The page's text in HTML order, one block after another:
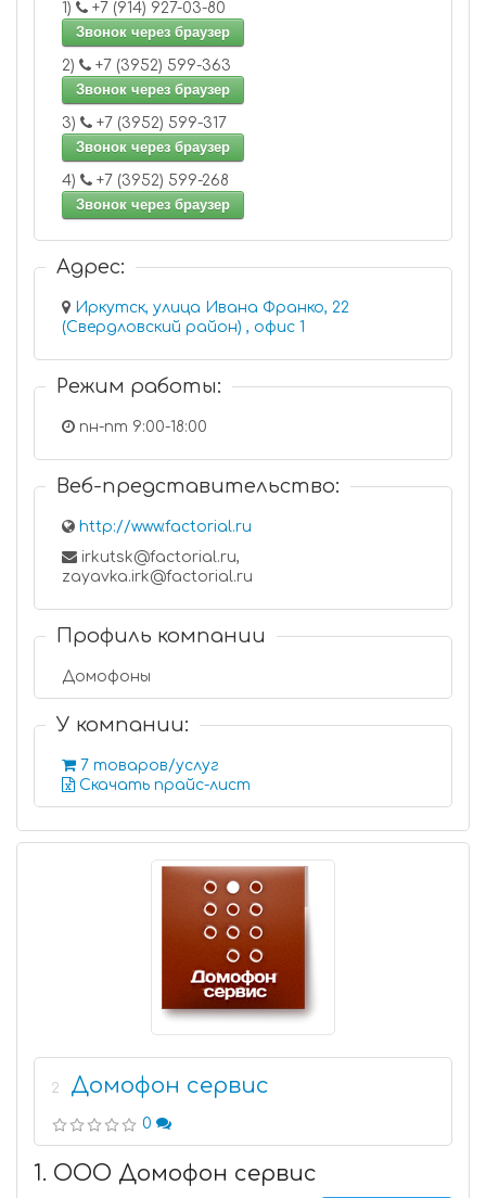
1)
+7 (914) 927-03-80
Звонок через браузер
2)
+7 (3952) 599-363
Звонок через браузер
3)
+7 (3952) 599-317
Звонок через браузер
4)
+7 (3952) 599-268
Звонок через браузер
Адрес:
Иркутск, улица Ивана Франко, 22
(Свердловский район) , офис 1
Режим работы:
пн-пт 9:00-18:00
Веб-представительство:
http://www.factorial.ru
irkutsk@factorial.ru,
zayavka.irk@factorial.ru
Профиль компании
Домофоны
У компании:
7 товаров/услуг
Скачать прайс-лист
2 Домофон сервис
0
1. ООО Домофон сервис